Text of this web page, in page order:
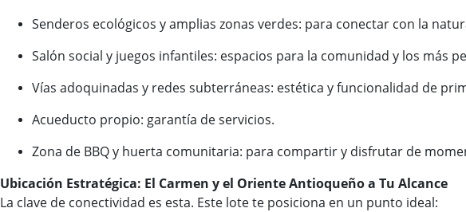
Senderos ecológicos y amplias zonas verdes: para conectar con la
Salón social y juegos infantiles: espacios para la comunidad y los más
Vías adoquinadas y redes subterráneas: estética y funcionalidad de
Acueducto propio: garantía de servicios.
Zona de BBQ y huerta comunitaria: para compartir y disfrutar de
Ubicación Estratégica: El Carmen y el Oriente Antioqueño a Tu Alcance
La clave de conectividad es esta. Este lote te posiciona en un punto ideal: